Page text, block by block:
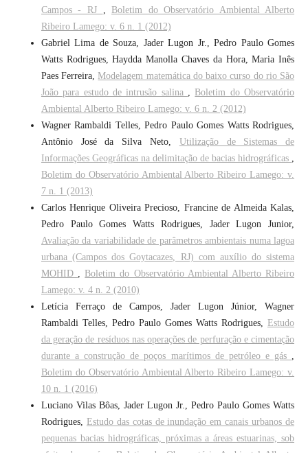
Campos - RJ , Boletim do Observatório Ambiental Alberto
Ribeiro Lamego: v. 6 n. 1 (2012)
Gabriel Lima de Souza, Jader Lugon Jr., Pedro Paulo Gomes
Watts Rodrigues, Haydda Manolla Chaves da Hora, Maria Inês
Paes Ferreira, Modelagem matemática do baixo curso do rio São
João para estudo de intrusão salina , Boletim do Observatório
Ambiental Alberto Ribeiro Lamego: v. 6 n. 2 (2012)
Wagner Rambaldi Telles, Pedro Paulo Gomes Watts Rodrigues,
Antônio José da Silva Neto, Utilização de Sistemas de
Informações Geográficas na delimitação de bacias hidrográficas ,
Boletim do Observatório Ambiental Alberto Ribeiro Lamego: v.
7 n. 1 (2013)
Carlos Henrique Oliveira Precioso, Francine de Almeida Kalas,
Pedro Paulo Gomes Watts Rodrigues, Jader Lugon Junior,
Avaliação da variabilidade de parâmetros ambientais numa lagoa
urbana (Campos dos Goytacazes, RJ) com auxílio do sistema
MOHID , Boletim do Observatório Ambiental Alberto Ribeiro
Lamego: v. 4 n. 2 (2010)
Letícia Ferraço de Campos, Jader Lugon Júnior, Wagner
Rambaldi Telles, Pedro Paulo Gomes Watts Rodrigues, Estudo
da geração de resíduos nas operações de perfuração e cimentação
durante a construção de poços marítimos de petróleo e gás ,
Boletim do Observatório Ambiental Alberto Ribeiro Lamego: v.
10 n. 1 (2016)
Luciano Vilas Bôas, Jader Lugon Jr., Pedro Paulo Gomes Watts
Rodrigues, Estudo das cotas de inundação em canais urbanos de
pequenas bacias hidrográficas, próximas a áreas estuarinas, sob